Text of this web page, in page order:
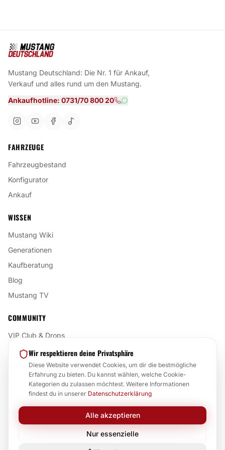
Mustang Deutschland: Die Nr. 1 für Ankauf,
Verkauf und alles rund um den Mustang.
Ankaufhotline: 0731/70 800 20
FAHRZEUGE
Fahrzeugbestand
Konfigurator
Ankauf
WISSEN
Mustang Wiki
Generationen
Kaufberatung
Blog
Mustang TV
COMMUNITY
VIP Club & Drops
Über uns
Kontakt
Impressum
Datenschutz
Cookie-Einstellungen
Wir respektieren deine Privatsphäre
Diese Website verwendet Cookies, um dir die bestmögliche
Erfahrung zu bieten. Du kannst wählen, welche Cookie-
Kategorien du zulassen möchtest. Weitere Informationen
findest du in unserer Datenschutzerklärung
Alle akzeptieren
Nur essenzielle